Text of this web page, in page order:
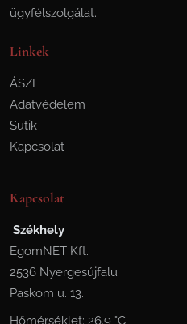
ügyfélszolgálat.
Linkek
ÁSZF
Adatvédelem
Sütik
Kapcsolat
Kapcsolat
Székhely
EgomNET Kft.
2536 Nyergesújfalu
Paskom u. 13.
Hőmérséklet: 26.9 °C